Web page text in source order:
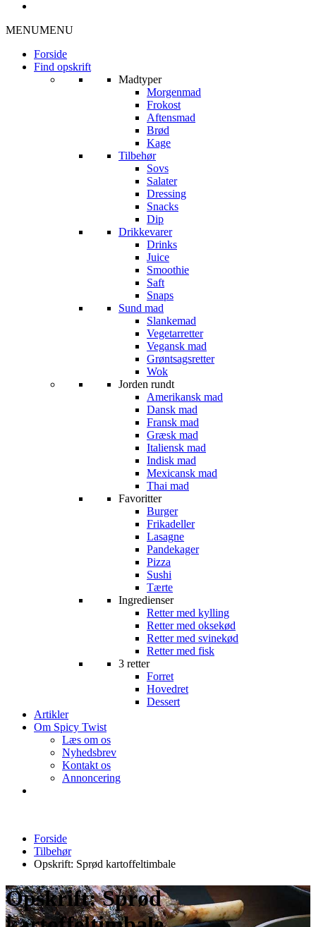
MENUMENU
Forside
Find opskrift
Madtyper
Morgenmad
Frokost
Aftensmad
Brød
Kage
Tilbehør
Sovs
Salater
Dressing
Snacks
Dip
Drikkevarer
Drinks
Juice
Smoothie
Saft
Snaps
Sund mad
Slankemad
Vegetarretter
Vegansk mad
Grøntsagsretter
Wok
Jorden rundt
Amerikansk mad
Dansk mad
Fransk mad
Græsk mad
Italiensk mad
Indisk mad
Mexicansk mad
Thai mad
Favoritter
Burger
Frikadeller
Lasagne
Pandekager
Pizza
Sushi
Tærte
Ingredienser
Retter med kylling
Retter med oksekød
Retter med svinekød
Retter med fisk
3 retter
Forret
Hovedret
Dessert
Artikler
Om Spicy Twist
Læs om os
Nyhedsbrev
Kontakt os
Annoncering
Forside
Tilbehør
Opskrift: Sprød kartoffeltimbale
Opskrift: Sprød